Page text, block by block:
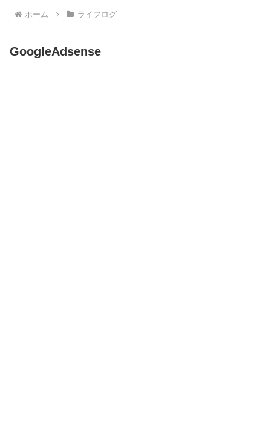
ホーム ライフログ
GoogleAdsense